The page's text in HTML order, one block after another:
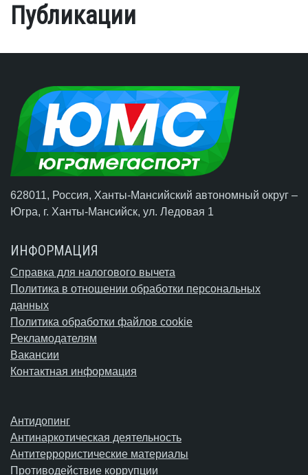
Публикации
628011, Россия, Ханты-Мансийский автономный округ –
Югра, г. Ханты-Мансийск, ул. Ледовая 1
ИНФОРМАЦИЯ
Справка для налогового вычета
Политика в отношении обработки персональных
данных
Политика обработки файлов cookie
Рекламодателям
Вакансии
Контактная информация
Антидопинг
Антинаркотическая деятельность
Антитеррористические материалы
Противодействие коррупции